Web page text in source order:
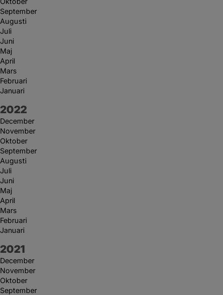
September
Augusti
Juli
Juni
Maj
April
Mars
Februari
Januari
År:
2022
December
November
Oktober
September
Augusti
Juli
Juni
Maj
April
Mars
Februari
Januari
År:
2021
December
November
Oktober
September